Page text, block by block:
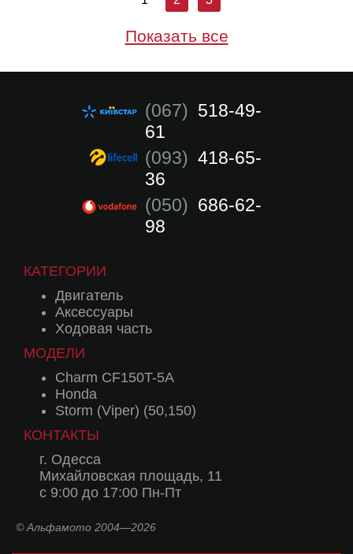
Показать все
(067) 518-49-
61
(093) 418-65-
36
(050) 686-62-
98
КАТЕГОРИИ
Двигатель
Аксессуары
Ходовая часть
МОДЕЛИ
Charm CF150T-5A
Honda
Storm (Viper) (50,150)
КОНТАКТЫ
г. Одесса
Михайловская площадь, 11
с 9:00 до 17:00 Пн-Пт
© Альфамото 2004—2026